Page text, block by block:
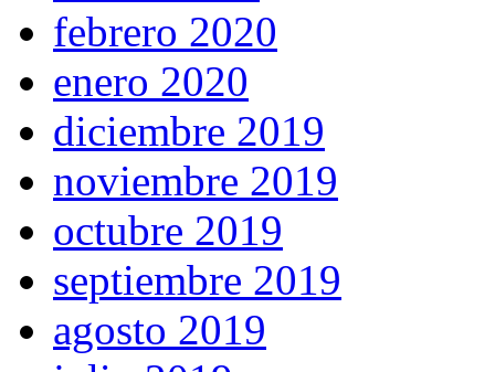
febrero 2020
enero 2020
diciembre 2019
noviembre 2019
octubre 2019
septiembre 2019
agosto 2019